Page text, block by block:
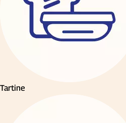
Tartine